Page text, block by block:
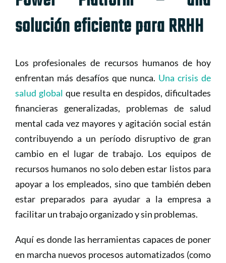
solución eficiente para RRHH
Los profesionales de recursos humanos de hoy
enfrentan más desafíos que nunca. Una crisis de
salud global que resulta en despidos, dificultades
financieras generalizadas, problemas de salud
mental cada vez mayores y agitación social están
contribuyendo a un período disruptivo de gran
cambio en el lugar de trabajo. Los equipos de
recursos humanos no solo deben estar listos para
apoyar a los empleados, sino que también deben
estar preparados para ayudar a la empresa a
facilitar un trabajo organizado y sin problemas.
Aquí es donde las herramientas capaces de poner
en marcha nuevos procesos automatizados (como